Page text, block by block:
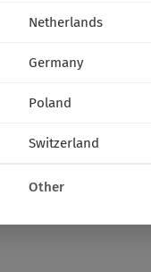
Netherlands
Germany
Poland
Switzerland
Other